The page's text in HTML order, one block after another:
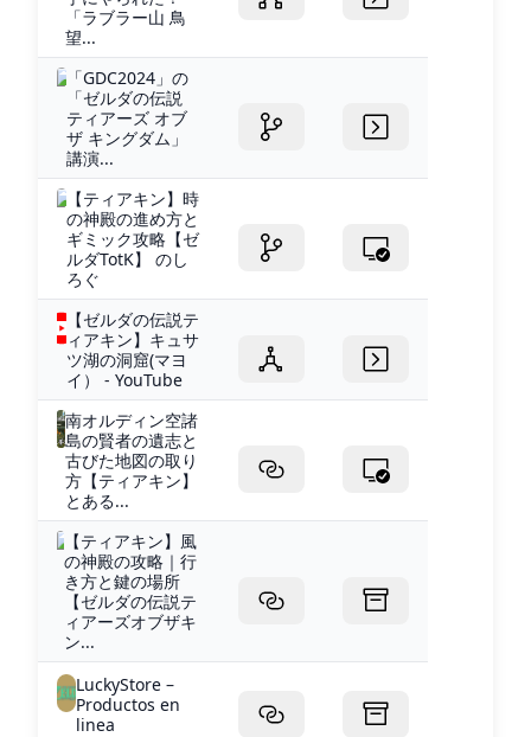
「ラブラー山 鳥
望...
「GDC2024」の
「ゼルダの伝説
ティアーズ オブ
ザ キングダム」
講演...
【ティアキン】時
の神殿の進め方と
ギミック攻略【ゼ
ルダTotK】 のし
ろぐ
【ゼルダの伝説テ
ィアキン】キュサ
ツ湖の洞窟(マヨ
イ） - YouTube
南オルディン空諸
島の賢者の遺志と
古びた地図の取り
方【ティアキン】
とある...
【ティアキン】風
の神殿の攻略｜行
き方と鍵の場所
【ゼルダの伝説テ
ィアーズオブザキ
ン...
LuckyStore –
Productos en
linea